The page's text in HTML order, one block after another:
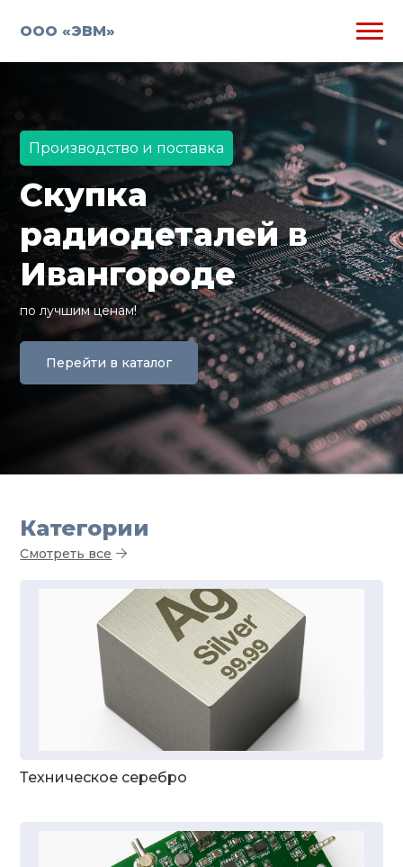
ООО «ЭВМ»
Производство и поставка
Скупка
радиодеталей в
Ивангороде
по лучшим ценам!
Перейти в каталог
Категории
Смотреть все
Техническое серебро